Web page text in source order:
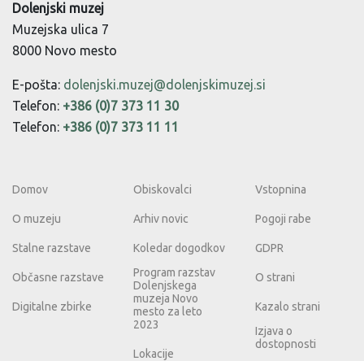
Dolenjski muzej
Muzejska ulica 7
8000 Novo mesto
E-pošta: dolenjski.muzej@dolenjskimuzej.si
Telefon: +386 (0)7 373 11 30
Telefon: +386 (0)7 373 11 11
Domov
O muzeju
Stalne razstave
Občasne razstave
Digitalne zbirke
Obiskovalci
Arhiv novic
Koledar dogodkov
Program razstav
Dolenjskega
muzeja Novo
mesto za leto
2023
Lokacije
Vstopnina
Pogoji rabe
GDPR
O strani
Kazalo strani
Izjava o
dostopnosti